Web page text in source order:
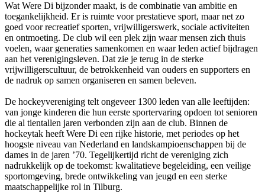
Wat Were Di bijzonder maakt, is de combinatie van ambitie en
toegankelijkheid. Er is ruimte voor prestatieve sport, maar net zo
goed voor recreatief sporten, vrijwilligerswerk, sociale activiteiten
en ontmoeting. De club wil een plek zijn waar mensen zich thuis
voelen, waar generaties samenkomen en waar leden actief bijdragen
aan het verenigingsleven. Dat zie je terug in de sterke
vrijwilligerscultuur, de betrokkenheid van ouders en supporters en
de nadruk op samen organiseren en samen beleven.
De hockeyvereniging telt ongeveer 1300 leden van alle leeftijden:
van jonge kinderen die hun eerste sportervaring opdoen tot senioren
die al tientallen jaren verbonden zijn aan de club. Binnen de
hockeytak heeft Were Di een rijke historie, met periodes op het
hoogste niveau van Nederland en landskampioenschappen bij de
dames in de jaren ’70. Tegelijkertijd richt de vereniging zich
nadrukkelijk op de toekomst: kwalitatieve begeleiding, een veilige
sportomgeving, brede ontwikkeling van jeugd en een sterke
maatschappelijke rol in Tilburg.